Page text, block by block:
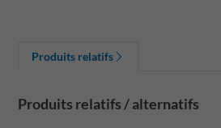
Produits relatifs
Produits relatifs / alternatifs